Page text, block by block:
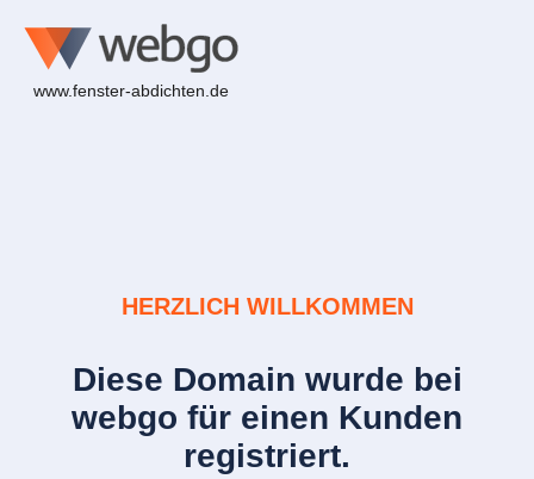
www.fenster-abdichten.de
HERZLICH WILLKOMMEN
Diese Domain wurde bei
webgo für einen Kunden
registriert.